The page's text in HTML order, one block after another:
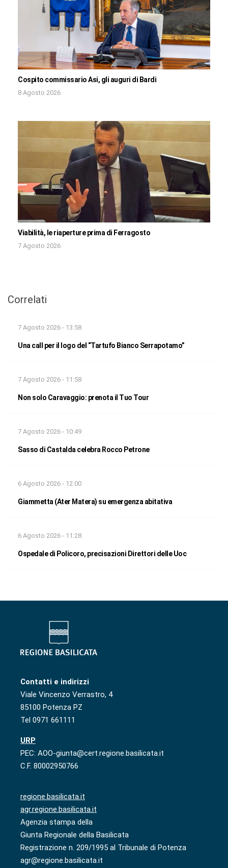
Cospito commissario Asi, gli auguri di Bardi
8 Agosto 2026
Viabilità, le riaperture prima di Ferragosto
7 Agosto 2026
Correlati
7 Agosto 2026 - 13:58
Una call per il logo del “Tartufo Bianco Serrapotamo”
7 Agosto 2026 - 11:58
Non solo Caravaggio: prenota il Tuo Tour
7 Agosto 2026 - 10:49
Sasso di Castalda celebra Rocco Petrone
6 Agosto 2026 - 12:00
Giammetta (Ater Matera) su emergenza abitativa
6 Agosto 2026 - 11:28
Ospedale di Policoro, precisazioni Direttori delle Uoc
Contatti e indirizzi
Viale Vincenzo Verrastro, 4
85100 Potenza PZ
Tel 0971 661111
URP
PEC: AOO-giunta@cert.regione.basilicata.it
C.F. 80002950766
regione.basilicata.it
agr.regione.basilicata.it
Agenzia stampa della
Giunta Regionale della Basilicata
Registrazione n. 209/1995 al Tribunale di Potenza
agr@regione.basilicata.it